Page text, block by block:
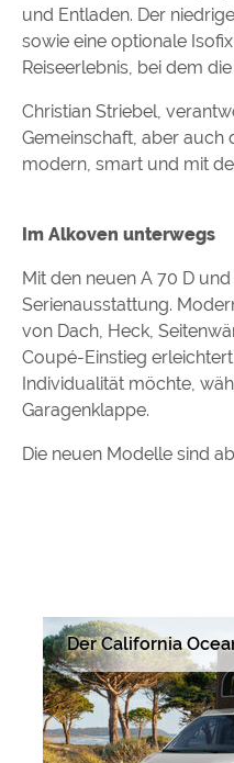
und Entladen. Der
sowie eine optionale
Reiseerlebnis, bei dem
Christian Striebel,
Gemeinschaft, aber auch
modern, smart und mit
Im Alkoven unterwegs
Mit den neuen A 70 D
Serienausstattung.
von Dach, Heck,
Coupé-Einstieg
Individualität möchte,
Garagenklappe.
Die neuen Modelle sind
Der California